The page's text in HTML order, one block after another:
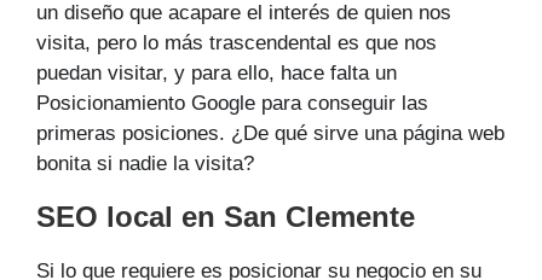
un diseño que acapare el interés de quien nos
visita, pero lo más trascendental es que nos
puedan visitar, y para ello, hace falta un
Posicionamiento Google para conseguir las
primeras posiciones. ¿De qué sirve una página web
bonita si nadie la visita?
SEO local en San Clemente
Si lo que requiere es posicionar su negocio en su